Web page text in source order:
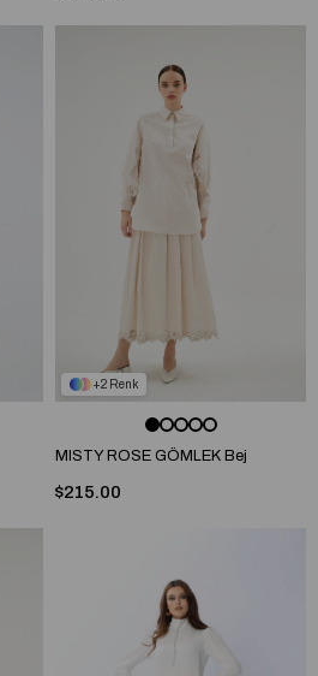
2
MISTY ROSE GÖMLEK Bej
$215.00